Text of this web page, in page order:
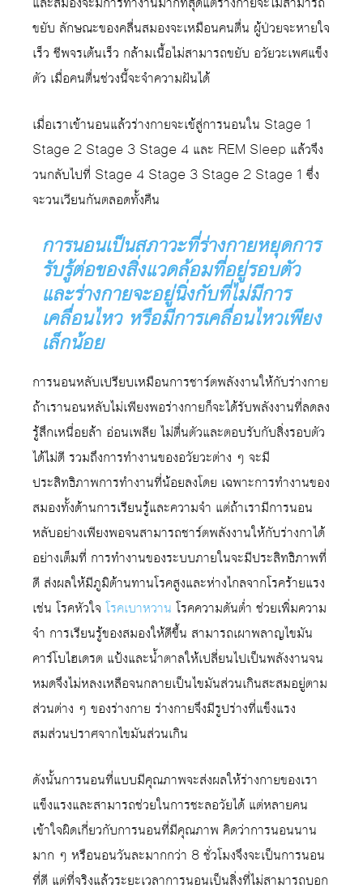
ขยับ ลักษณะของคลื่นสมองจะเหมือนคนตื่น ผู้ป่วยจะหายใจ
เร็ว ชีพจรเต้นเร็ว กล้ามเนื้อไม่สามารถขยับ อวัยวะเพศแข็ง
ตัว เมื่อคนตื่นช่วงนี้จะจำความฝันได้
เมื่อเราเข้านอนแล้วร่างกายจะเข้สู่การนอนใน Stage 1
Stage 2 Stage 3 Stage 4 และ REM Sleep แล้วจึง
วนกลับไปที่ Stage 4 Stage 3 Stage 2 Stage 1 ซึ่ง
จะวนเวียนกันตลอดทั้งคืน
การนอนเป็นสภาวะที่ร่างกายหยุดการ
รับรู้ต่อของสิ่งแวดล้อมที่อยู่รอบตัว
และร่างกายจะอยู่นิ่งกับที่ไม่มีการ
เคลื่อนไหว หรือมีการเคลื่อนไหวเพียง
เล็กน้อย
การนอนหลับเปรียบเหมือนการชาร์ตพลังงานให้กับร่างกาย
ถ้าเรานอนหลับไม่เพียงพอร่างกายก็จะได้รับพลังงานที่ลดลง
รู้สึกเหนื่อยล้า อ่อนเพลีย ไม่ตื่นตัวและตอบรับกับสิ่งรอบตัว
ได้ไม่ดี รวมถึงการทำงานของอวัยวะต่าง ๆ จะมี
ประสิทธิภาพการทำงานที่น้อยลงโดย เฉพาะการทำงานของ
สมองทั้งด้านการเรียนรู้และความจำ แต่ถ้าเรามีการนอน
หลับอย่างเพียงพอจนสามารถชาร์ตพลังงานให้กับร่างกาได้
อย่างเต็มที่ การทำงานของระบบภายในจะมีประสิทธิภาพที่
ดี ส่งผลให้มีภูมิต้านทานโรคสูงและห่างไกลจากโรคร้ายแรง
เช่น โรคหัวใจ โรคเบาหวาน โรคความดันต่ำ ช่วยเพิ่มความ
จำ การเรียนรู้ของสมองให้ดีขึ้น สามารถเผาพลาญไขมัน
คาร์โบไฮเดรต แป้งและน้ำตาลให้เปลี่ยนไปเป็นพลังงานจน
หมดจึงไม่หลงเหลือจนกลายเป็นไขมันส่วนเกินสะสมอยู่ตาม
ส่วนต่าง ๆ ของร่างกาย ร่างกายจึงมีรูปร่างที่แข็งแรง
สมส่วนปราศจากไขมันส่วนเกิน
ดังนั้นการนอนที่แบบมีคุณภาพจะส่งผลให้ร่างกายของเรา
แข็งแรงและสามารถช่วยในการชะลอวัยได้ แต่หลายคน
เข้าใจผิดเกี่ยวกับการนอนที่มีคุณภาพ คิดว่าการนอนนาน
มาก ๆ หรือนอนวันละมากกว่า 8 ชั่วโมงจึงจะเป็นการนอน
ที่ดี แต่ที่จริงแล้วระยะเวลาการนอนเป็นสิ่งที่ไม่สามารถบอก